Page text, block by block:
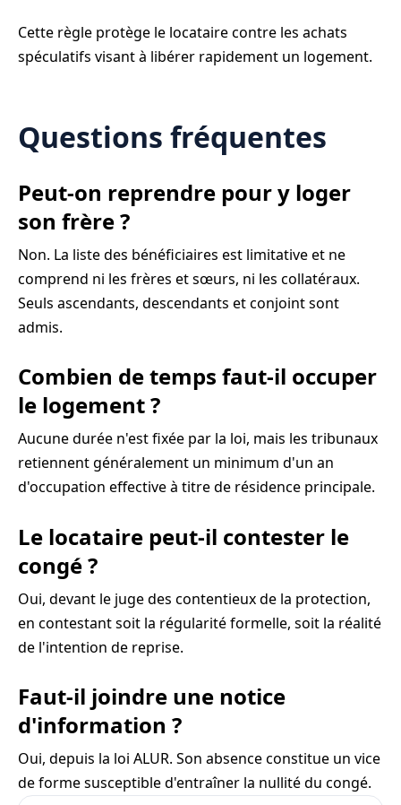
Cette règle protège le locataire contre les achats
spéculatifs visant à libérer rapidement un logement.
Questions fréquentes
Peut-on reprendre pour y loger
son frère ?
Non. La liste des bénéficiaires est limitative et ne
comprend ni les frères et sœurs, ni les collatéraux.
Seuls ascendants, descendants et conjoint sont
admis.
Combien de temps faut-il occuper
le logement ?
Aucune durée n'est fixée par la loi, mais les tribunaux
retiennent généralement un minimum d'un an
d'occupation effective à titre de résidence principale.
Le locataire peut-il contester le
congé ?
Oui, devant le juge des contentieux de la protection,
en contestant soit la régularité formelle, soit la réalité
de l'intention de reprise.
Faut-il joindre une notice
d'information ?
Oui, depuis la loi ALUR. Son absence constitue un vice
de forme susceptible d'entraîner la nullité du congé.